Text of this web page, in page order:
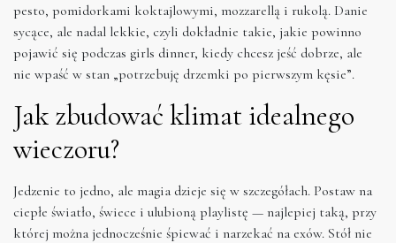
pesto, pomidorkami koktajlowymi, mozzarellą i rukolą. Danie
sycące, ale nadal lekkie, czyli dokładnie takie, jakie powinno
pojawić się podczas girls dinner, kiedy chcesz jeść dobrze, ale
nie wpaść w stan „potrzebuję drzemki po pierwszym kęsie”.
Jak zbudować klimat idealnego
wieczoru?
Jedzenie to jedno, ale magia dzieje się w szczegółach. Postaw na
ciepłe światło, świece i ulubioną playlistę — najlepiej taką, przy
której można jednocześnie śpiewać i narzekać na exów. Stół nie